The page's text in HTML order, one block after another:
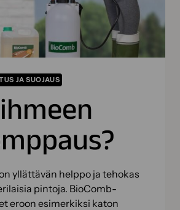
JA SUOJAUS
yllättävän helppo ja tehokas
pintoja. BioComb-
eroon esimerkiksi katon